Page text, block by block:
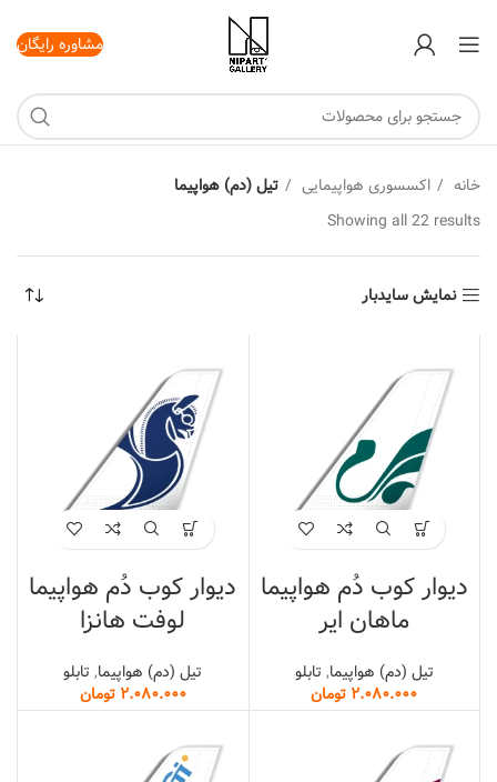
مشاوره رایگان
خانه اکسسوری هواپیمایی
تیل (دم) هواپیما
Showing all 22 results
نمایش سایدبار
دیوار کوب دُم هواپیما
ماهان ایر
تیل (دم) هواپیما, تابلو
تومان
دیوار کوب دُم هواپیما
لوفت هانزا
تیل (دم) هواپیما, تابلو
تومان